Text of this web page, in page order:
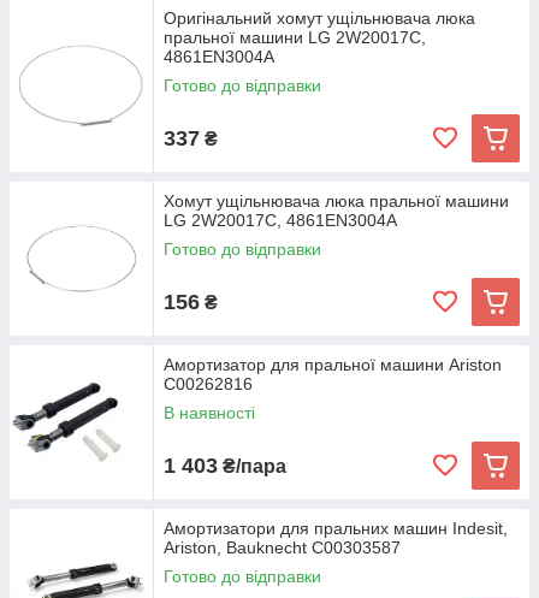
Оригінальний хомут ущільнювача люка
пральної машини LG 2W20017C,
4861EN3004A
Готово до відправки
337 ₴
Хомут ущільнювача люка пральної машини
LG 2W20017C, 4861EN3004A
Готово до відправки
156 ₴
Амортизатор для пральної машини Ariston
C00262816
В наявності
1 403 ₴/пара
Амортизатори для пральних машин Indesit,
Ariston, Bauknecht C00303587
Готово до відправки